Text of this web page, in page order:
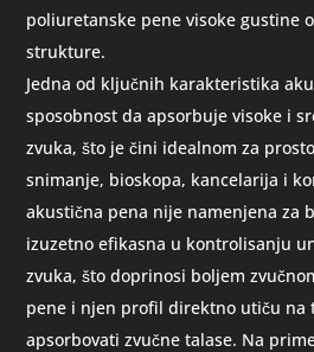
poliuretanske pene visoke gustine
strukture.
Jedna od ključnih karakteristika
sposobnost da apsorbuje visoke i
zvuka, što je čini idealnom za
snimanje, bioskopa, kancelarija i
akustična pena nije namenjena za
izuzetno efikasna u kontrolisanju
zvuka, što doprinosi boljem
pene i njen profil direktno utiču na
apsorbovati zvučne talase. Na